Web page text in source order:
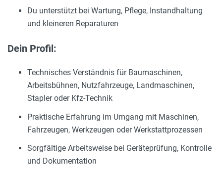
Du unterstützt bei Wartung, Pflege, Instandhaltung
und kleineren Reparaturen
Dein Profil:
Technisches Verständnis für Baumaschinen,
Arbeitsbühnen, Nutzfahrzeuge, Landmaschinen,
Stapler oder Kfz-Technik
Praktische Erfahrung im Umgang mit Maschinen,
Fahrzeugen, Werkzeugen oder Werkstattprozessen
Sorgfältige Arbeitsweise bei Geräteprüfung, Kontrolle
und Dokumentation